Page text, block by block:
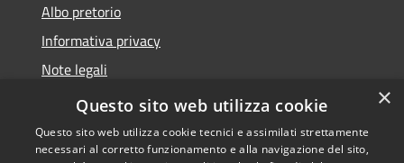
Albo pretorio
Informativa privacy
Note legali
Dichiarazione di accessibilità
×
Questo sito web utilizza cookie
Questo sito web utilizza cookie tecnici e assimilati strettamente
necessari al corretto funzionamento e alla navigazione del sito,